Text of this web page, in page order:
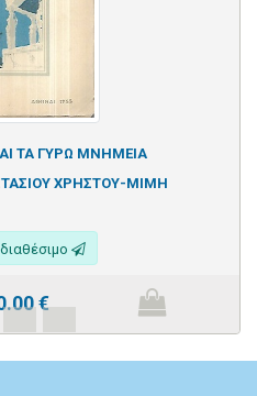
ΤΑ ΓΥΡΩ ΜΝΗΜΕΙΑ
ΧΡΗΣΤΟΥ-ΜΙΜΗ
€